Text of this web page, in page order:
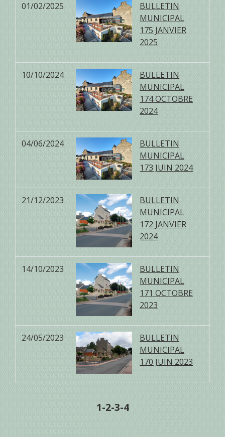
01/02/2025
BULLETIN
MUNICIPAL
175 JANVIER
2025
10/10/2024
BULLETIN
MUNICIPAL
174 OCTOBRE
2024
04/06/2024
BULLETIN
MUNICIPAL
173 JUIN 2024
21/12/2023
BULLETIN
MUNICIPAL
172 JANVIER
2024
14/10/2023
BULLETIN
MUNICIPAL
171 OCTOBRE
2023
24/05/2023
BULLETIN
MUNICIPAL
170 JUIN 2023
1-2-3-4